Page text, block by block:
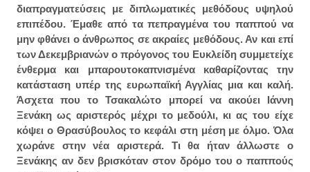
διαπραγματεύσεις με διπλωματικές μεθόδους υψηλού
επιπέδου. Έμαθε από τα πεπραγμένα του παππού να
μην φθάνει ο άνθρωπος σε ακραίες μεθόδους. Αν και επί
των Δεκεμβριανών ο πρόγονος του Ευκλείδη συμμετείχε
ένθερμα και μπαρουτοκαπνισμένα καθαρίζοντας την
κατάσταση υπέρ της ευρωπαϊκή Αγγλίας μια και καλή.
Άσχετα που το Τσακαλώτο μπορεί να ακούει Ιάννη
Ξενάκη ως αριστερός μέχρι το μεδούλι, κι ας του είχε
κόψει ο Θρασύβουλος το κεφάλι στη μέση με όλμο. Όλα
χωράνε στην νέα αριστερά. Τι θα ήταν άλλωστε ο
Ξενάκης αν δεν βρισκόταν στον δρόμο του ο παππούς